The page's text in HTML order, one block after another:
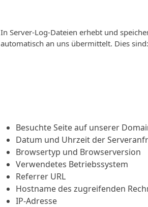
In Server-Log-Dateien erhebt und
automatisch an uns übermittelt. Dies sind:
Besuchte Seite auf unserer
Datum und Uhrzeit der
Browsertyp und Browserversion
Verwendetes Betriebssystem
Referrer URL
Hostname des zugreifenden
IP-Adresse